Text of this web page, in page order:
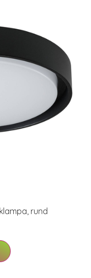
rund